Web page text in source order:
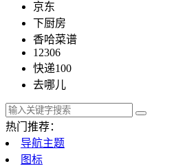
京东
下厨房
香哈菜谱
12306
快递100
去哪儿
热门推荐：
导航主题
图标